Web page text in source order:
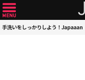
手洗いをしっかりしよう！Japaaan